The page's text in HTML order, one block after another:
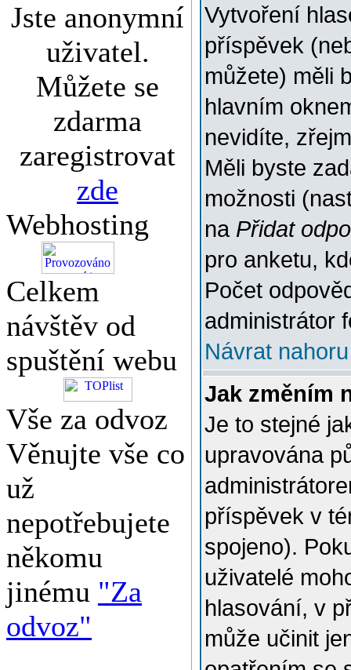
Jste anonymní
uživatel.
Můžete se
zdarma
zaregistrovat
zde
Webhosting
Celkem
návštěv od
spuštění webu
Vše za odvoz
Věnujte vše co
už
nepotřebujete
někomu
jinému "Za
odvoz"
Vytvoření
příspěvek
můžete) měli
hlavním
nevidíte,
Měli byste
možnosti
na Přidat
pro anketu,
Počet
administrátor
Návrat nahoru
Jak změním
Je to stejné
upravována
příspěvek v
spojeno).
uživatelé
hlasování, v
může učinit